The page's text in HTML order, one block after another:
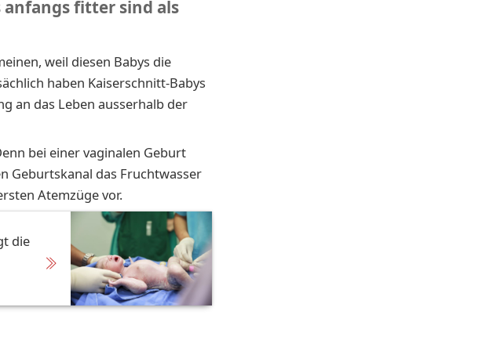
anfangs fitter sind als
weil diesen Babys die
haben Kaiserschnitt-Babys
an das Leben ausserhalb der
bei einer vaginalen Geburt
Geburtskanal das Fruchtwasser
Atemzüge vor.
die